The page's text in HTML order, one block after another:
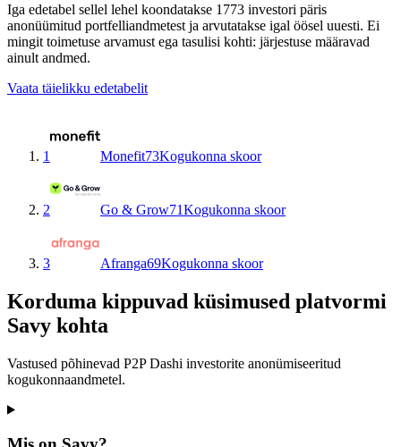
Iga edetabel sellel lehel koondatakse 1773 investori päris
anonüümitud portfelliandmetest ja arvutatakse igal öösel uuesti. Ei
mingit toimetuse arvamust ega tasulisi kohti: järjestuse määravad
ainult andmed.
Vaata täielikku edetabelit
1 Monefit73Kogukonna skoor
2 Go & Grow71Kogukonna skoor
3 Afranga69Kogukonna skoor
Korduma kippuvad küsimused platvormi
Savy kohta
Vastused põhinevad P2P Dashi investorite anonümiseeritud
kogukonnaandmetel.